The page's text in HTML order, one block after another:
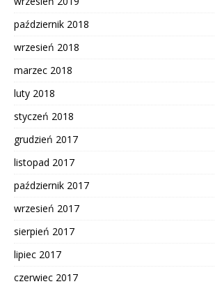
październik 2018
wrzesień 2018
marzec 2018
luty 2018
styczeń 2018
grudzień 2017
listopad 2017
październik 2017
wrzesień 2017
sierpień 2017
lipiec 2017
czerwiec 2017